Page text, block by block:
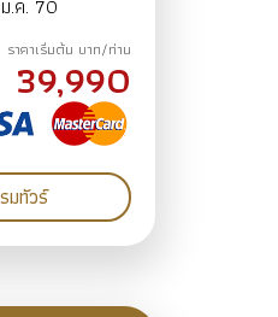
05
.ค. 70
ราคาเริ่มต้น บาท/ท่าน
39,990
มทัวร์